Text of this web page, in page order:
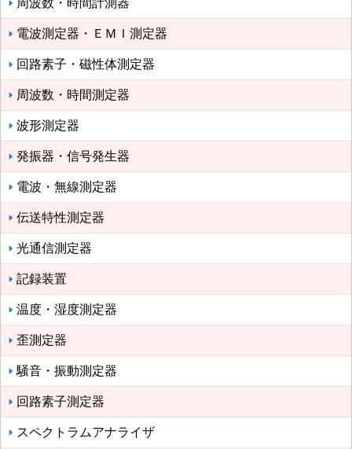
電波測定器・ＥＭＩ測定器
回路素子・磁性体測定器
周波数・時間測定器
波形測定器
発振器・信号発生器
電波・無線測定器
伝送特性測定器
光通信測定器
記録装置
温度・湿度測定器
歪測定器
騒音・振動測定器
回路素子測定器
スペクトラムアナライザ